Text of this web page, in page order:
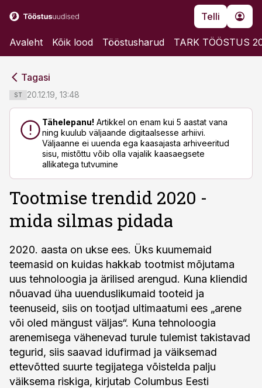
Telli
Avaleht Kõik lood Tööstusharud TARK TÖÖSTUS
Tagasi
ST 20.12.19, 13:48
Tähelepanu! Artikkel on enam kui 5 aastat vana
ning kuulub väljaande digitaalsesse arhiivi.
Väljaanne ei uuenda ega kaasajasta arhiveeritud
sisu, mistõttu võib olla vajalik kaasaegsete
allikatega tutvumine
Tootmise trendid 2020 -
mida silmas pidada
2020. aasta on ukse ees. Üks kuumemaid
teemasid on kuidas hakkab tootmist mõjutama
uus tehnoloogia ja ärilised arengud. Kuna kliendid
nõuavad üha uuenduslikumaid tooteid ja
teenuseid, siis on tootjad ultimaatumi ees „arene
või oled mängust väljas“. Kuna tehnoloogia
arenemisega vähenevad turule tulemist takistavad
tegurid, siis saavad idufirmad ja väiksemad
ettevõtted suurte tegijatega võistelda palju
väiksema riskiga, kirjutab Columbus Eesti